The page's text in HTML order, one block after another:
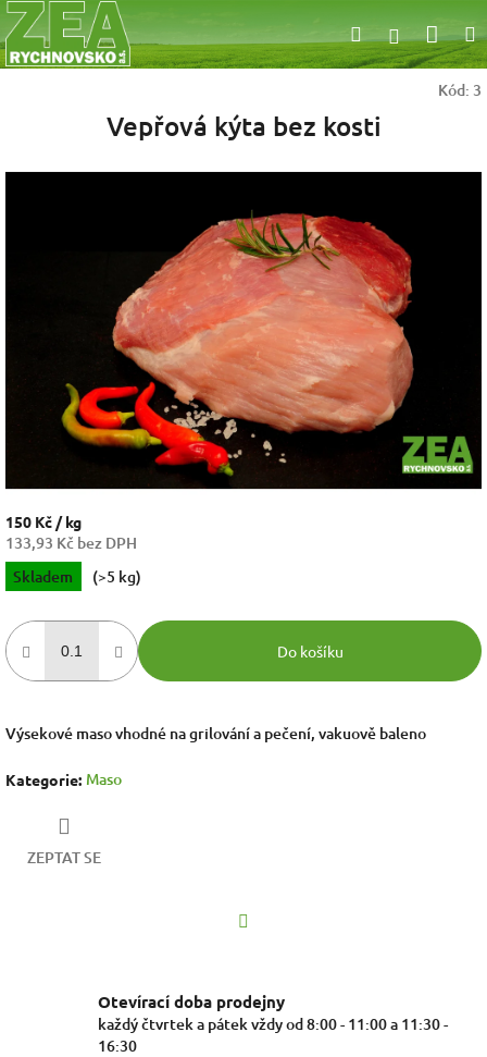
Přejít
na
obsah
HledatPřihlášení
Kód: 3
Vepřová kýta bez kosti
150 Kč / kg
133,93 Kč bez DPH
Měrná
cena:
Skladem (>5 kg)
Do košíku
Výsekové maso vhodné na grilování a pečení, vakuově baleno
Kategorie: Maso
ZEPTAT SE
Otevírací doba prodejny
každý čtvrtek a pátek vždy od 8:00 - 11:00 a 11:30 -
16:30